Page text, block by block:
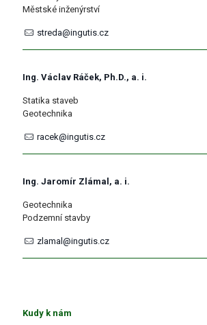
Městské inženýrství
streda@ingutis.cz
Ing. Václav Ráček, Ph.D., a. i.
Statika staveb
Geotechnika
racek@ingutis.cz
Ing. Jaromír Zlámal, a. i.
Geotechnika
Podzemní stavby
zlamal@ingutis.cz
Kudy k nám